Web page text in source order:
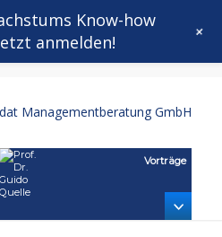
Wachstums-Wochenstart
Vorträge
Know-how
anmelden! +